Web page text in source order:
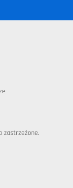
zastrzeżone.